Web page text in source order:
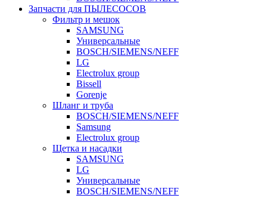
Запчасти для ПЫЛЕСОСОВ
Фильтр и мешок
SAMSUNG
Универсальные
BOSCH/SIEMENS/NEFF
LG
Electrolux group
Bissell
Gorenje
Шланг и труба
BOSCH/SIEMENS/NEFF
Samsung
Electrolux group
Щетка и насадки
SAMSUNG
LG
Универсальные
BOSCH/SIEMENS/NEFF